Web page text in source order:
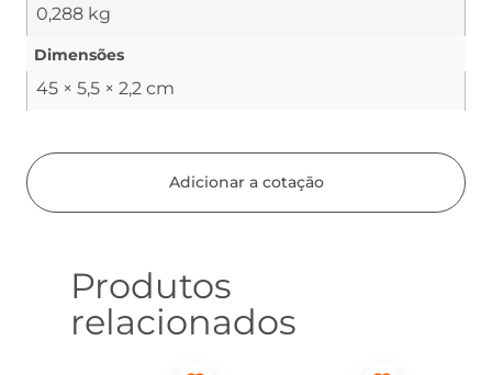
0,288 kg
Dimensões
45 × 5,5 × 2,2 cm
Adicionar a cotação
Produtos
relacionados